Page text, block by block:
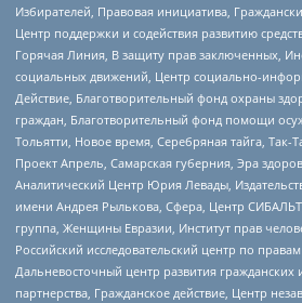
Избирателей, Правовая инициатива,
Центр поддержки и содействия развитию
Горячая Линия, В защиту прав заключенных,
социальных движений, Центр социально-
Действие, Благотворительный фонд охраны
граждан, Благотворительный фонд помощи
Тольятти, Новое время, Серебряная тайга, Так-
Проект Апрель, Самарская губерния, Эра
Аналитический Центр Юрия Левады,
имени Андрея Рылькова, Сфера, Центр
группа, Женщины Евразии, Институт прав
Российский исследовательский центр по
Дальневосточный центр развития гражданских
партнерства, Гражданское действие, Центр